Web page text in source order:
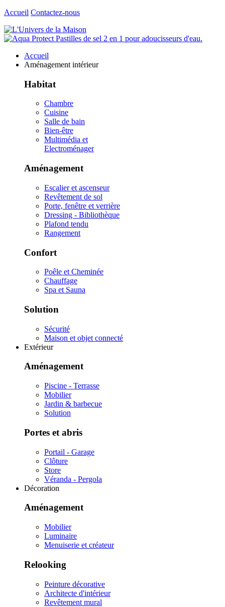
Accueil Contactez-nous
Accueil
Aménagement intérieur
Habitat
Chambre
Cuisine
Salle de bain
Bien-être
Multimédia et
Electroménager
Aménagement
Escalier et ascenseur
Revêtement de sol
Porte, fenêtre et verrière
Dressing - Bibliothèque
Plafond tendu
Rangement
Confort
Poêle et Cheminée
Chauffage
Spa et Sauna
Solution
Sécurité
Maison et objet connecté
Extérieur
Aménagement
Piscine - Terrasse
Mobilier
Jardin & barbecue
Solution
Portes et abris
Portail - Garage
Clôture
Store
Véranda - Pergola
Décoration
Aménagement
Mobilier
Luminaire
Menuiserie et créateur
Relooking
Peinture décorative
Architecte d'intérieur
Revêtement mural